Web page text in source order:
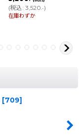
(税込: 3,520 .-)
在庫わずか
[709]